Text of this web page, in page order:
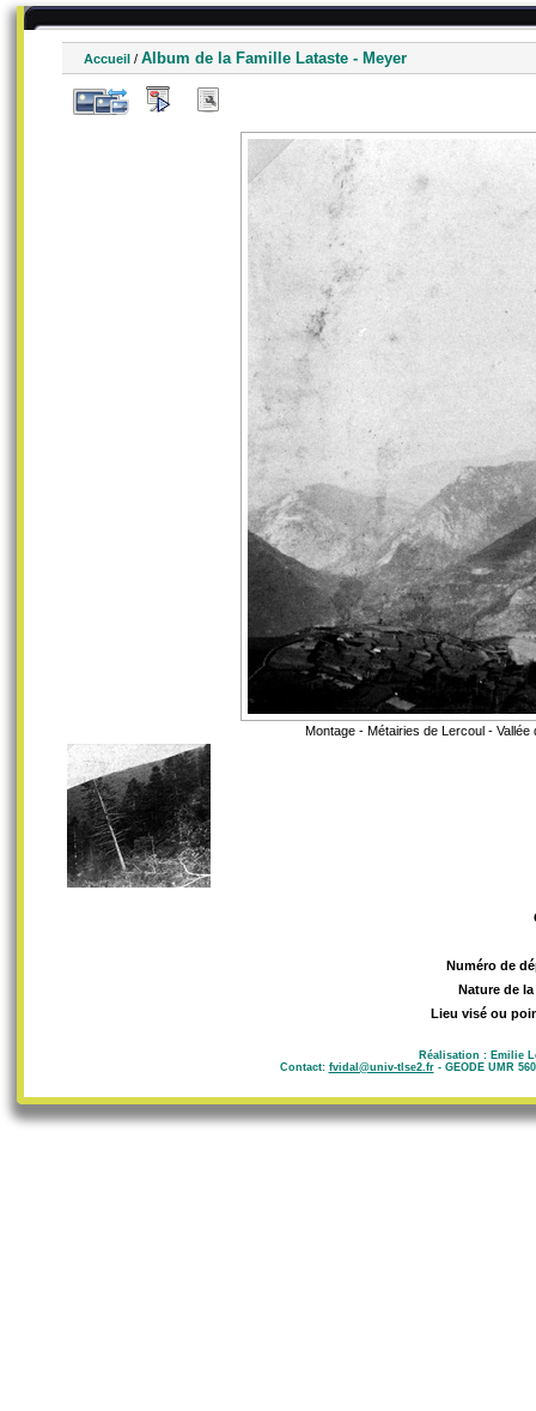
Accueil / Album de la Famille Lataste - Meyer
Montage - Métairies de Lercoul -
Numéro de
Nature de
Lieu visé ou
Réalisation : Emilie
Contact: fvidal@univ-tlse2.fr- GEODE UMR